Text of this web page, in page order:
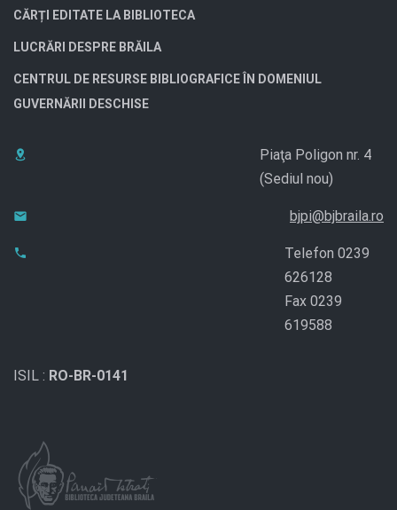
CĂRȚI EDITATE LA BIBLIOTECA
LUCRĂRI DESPRE BRĂILA
CENTRUL DE RESURSE BIBLIOGRAFICE ÎN DOMENIUL
GUVERNĂRII DESCHISE
Piaţa Poligon nr. 4
(Sediul nou)
bjpi@bjbraila.ro
Telefon 0239
626128
Fax 0239
619588
ISIL : RO-BR-0141